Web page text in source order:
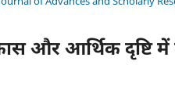
और आर्थिक दृष्टि